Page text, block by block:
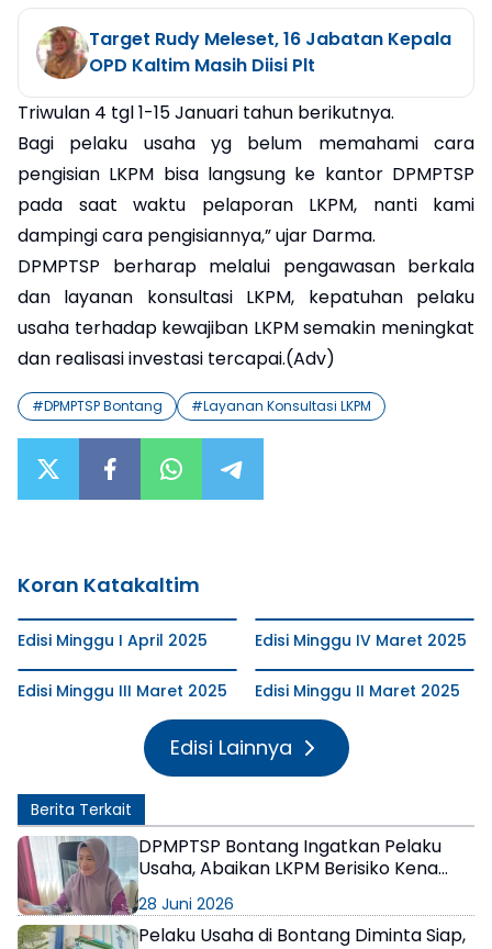
Target Rudy Meleset, 16 Jabatan Kepala
OPD Kaltim Masih Diisi Plt
Triwulan 4 tgl 1-15 Januari tahun berikutnya.
Bagi pelaku usaha yg belum memahami cara
pengisian LKPM bisa langsung ke kantor DPMPTSP
pada saat waktu pelaporan LKPM, nanti kami
dampingi cara pengisiannya,” ujar Darma.
DPMPTSP berharap melalui pengawasan berkala
dan layanan konsultasi LKPM, kepatuhan pelaku
usaha terhadap kewajiban LKPM semakin meningkat
dan realisasi investasi tercapai.(Adv)
#DPMPTSP Bontang #Layanan Konsultasi LKPM
Koran Katakaltim
Edisi Minggu I April 2025 Edisi Minggu IV Maret 2025
Edisi Minggu III Maret 2025 Edisi Minggu II Maret 2025
Edisi Lainnya
Berita Terkait
DPMPTSP Bontang Ingatkan Pelaku
Usaha, Abaikan LKPM Berisiko Kena
28 Juni 2026
Pelaku Usaha di Bontang Diminta Siap,